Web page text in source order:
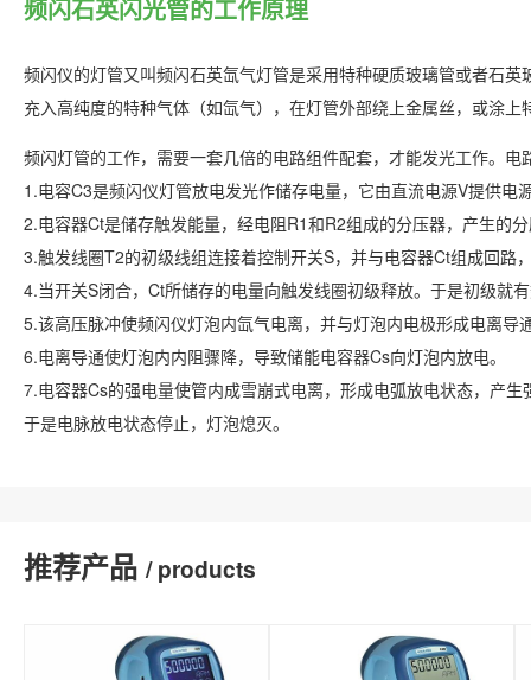
频闪石英闪光管的工作原理
频闪仪的灯管又叫频闪石英氙气灯管是采用特种硬质玻璃管或者石
充入高纯度的特种气体（如氙气），在灯管外部绕上金属丝，或涂
频闪灯管的工作，需要一套几倍的电路组件配套，才能发光工作。电
1.电容C3是频闪仪灯管放电发光作储存电量，它由直流电源V提供电
2.电容器Ct是储存触发能量，经电阻R1和R2组成的分压器，产生的
3.触发线圈T2的初级线组连接着控制开关S，并与电容器Ct组成回路
4.当开关S闭合，Ct所储存的电量向触发线圈初级释放。于是初级就
5.该高压脉冲使频闪仪灯泡内氙气电离，并与灯泡内电极形成电离导
6.电离导通使灯泡内内阻骤降，导致储能电容器Cs向灯泡内放电。
7.电容器Cs的强电量使管内成雪崩式电离，形成电弧放电状态，产
于是电脉放电状态停止，灯泡熄灭。
推荐产品 / products